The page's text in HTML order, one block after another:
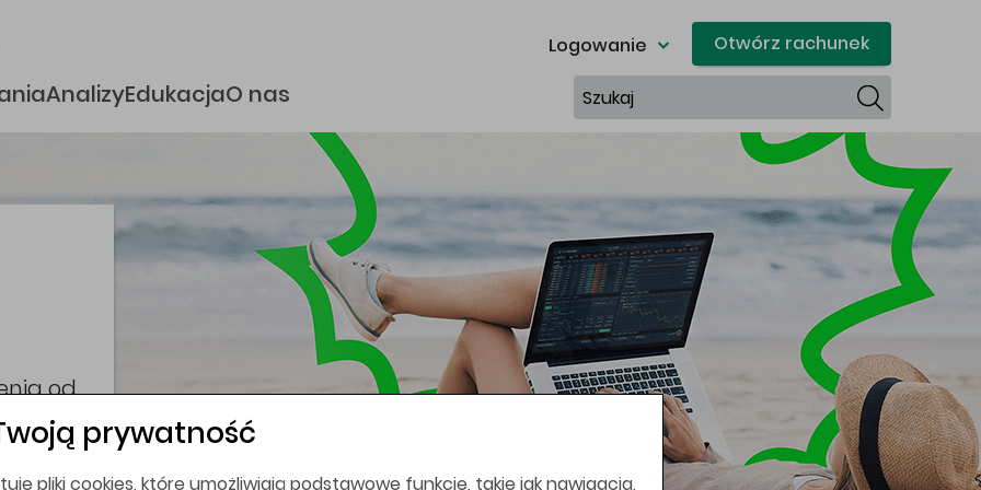
Logowanie Otwórz rachunek
AnalizyEdukacjaO nas Szukaj
prywatność
pliki cookies, które umożliwiają podstawowe funkcje, takie jak nawigacja,